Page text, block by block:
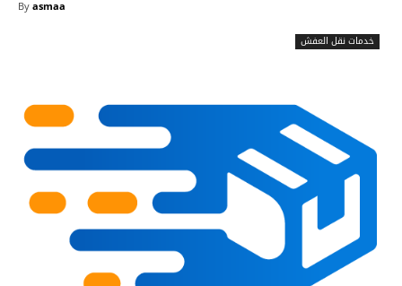
By asmaa
خدمات نقل العفش